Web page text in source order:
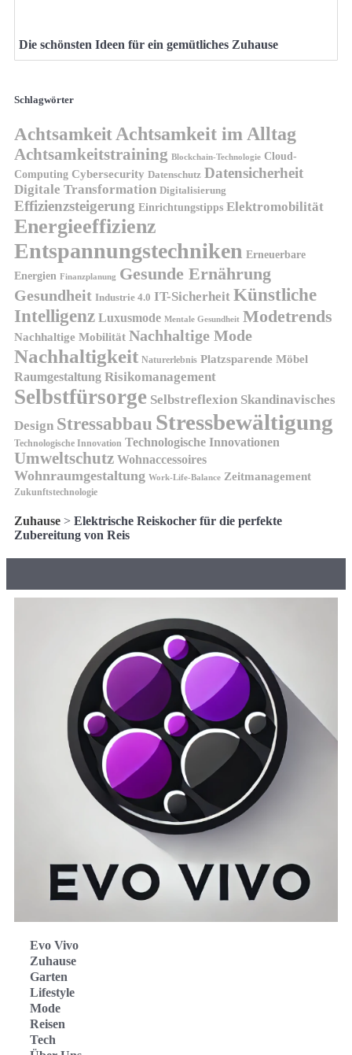
Die schönsten Ideen für ein gemütliches Zuhause
Schlagwörter
AchtsamkeitAchtsamkeit im Alltag
Achtsamkeitstraining Blockchain-Technologie Cloud-
Computing Cybersecurity Datenschutz Datensicherheit
Digitale Transformation Digitalisierung
Effizienzsteigerung Einrichtungstipps Elektromobilität
Energieeffizienz
Entspannungstechniken Erneuerbare
Energien Finanzplanung Gesunde Ernährung
Gesundheit Industrie 4.0 IT-Sicherheit Künstliche
Intelligenz Luxusmode Mentale Gesundheit Modetrends
Nachhaltige Mobilität Nachhaltige Mode
Nachhaltigkeit Naturerlebnis Platzsparende Möbel
Raumgestaltung Risikomanagement
Selbstfürsorge Selbstreflexion Skandinavisches
Design Stressabbau Stressbewältigung
Technologische Innovation Technologische Innovationen
Umweltschutz Wohnaccessoires
Wohnraumgestaltung Work-Life-Balance Zeitmanagement
Zukunftstechnologie
Zuhause > Elektrische Reiskocher für die perfekte
Zubereitung von Reis
Evo Vivo
Zuhause
Garten
Lifestyle
Mode
Reisen
Tech